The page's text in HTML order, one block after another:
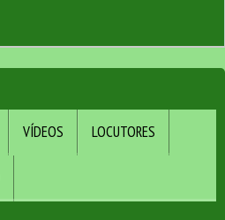
VÍDEOS LOCUTORES